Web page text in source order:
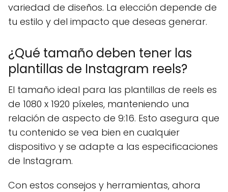
variedad de diseños. La elección depende de
tu estilo y del impacto que deseas generar.
¿Qué tamaño deben tener las
plantillas de Instagram reels?
El tamaño ideal para las plantillas de reels es
de 1080 x 1920 píxeles, manteniendo una
relación de aspecto de 9:16. Esto asegura que
tu contenido se vea bien en cualquier
dispositivo y se adapte a las especificaciones
de Instagram.
Con estos consejos y herramientas, ahora